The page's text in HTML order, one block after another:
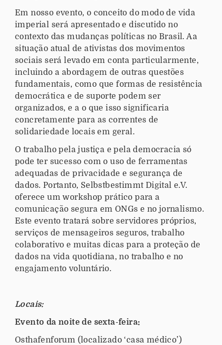
-
d
e
-
p
r
i
m
a
v
e
r
a
/
e
n
c
o
n
t
r
o
n
a
l
Em nosso evento, o conceito do modo de vida
imperial será apresentado e discutido no
contexto das mudanças políticas no Brasil. Aa
situação atual de ativistas dos movimentos
sociais será levado em conta particularmente,
incluindo a abordagem de outras questões
fundamentais, como que formas de resistência
democrática e de suporte podem ser
organizados, e a o que isso significaria
concretamente para as correntes de
solidariedade locais em geral.
O trabalho pela justiça e pela democracia só
pode ter sucesso com o uso de ferramentas
adequadas de privacidade e segurança de
dados. Portanto, Selbstbestimmt Digital e.V.
oferece um workshop prático para a
comunicação segura em ONGs e no jornalismo.
Este evento tratará sobre servidores próprios,
serviços de mensageiros seguros, trabalho
colaborativo e muitas dicas para a proteção de
dados na vida quotidiana, no trabalho e no
engajamento voluntário.
Locais:
Evento da noite de sexta-feira:
Osthafenforum (localizado ‘casa médico’)